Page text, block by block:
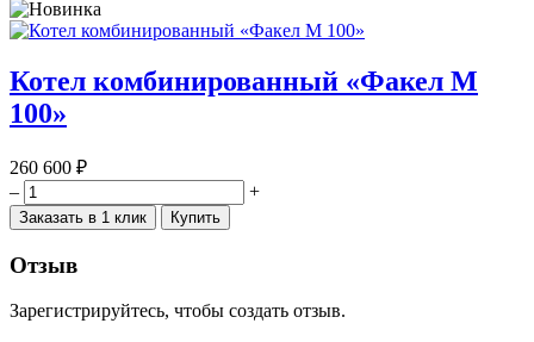
Котел комбинированный «Факел М
100»
260 600 ₽
–
+
Заказать в 1 клик Купить
Отзыв
Зарегистрируйтесь, чтобы создать отзыв.